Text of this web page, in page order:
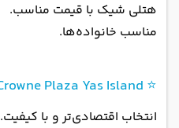
هتلی شیک با قیمت مناسب.
مناسب خانواده‌ها.
⭐ Crowne Plaza Yas Island
انتخاب اقتصادی‌تر و با کیفیت.